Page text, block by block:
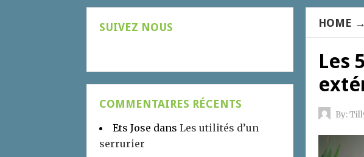
HOME →
Les
By:
SUIVEZ NOUS
COMMENTAIRES RÉCENTS
Ets Jose dans Les utilités d’un
serrurier